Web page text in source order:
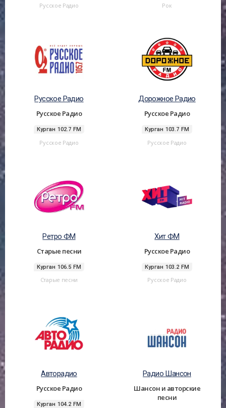
Русское Радио Рок
Русское Радио
Русское Радио
Курган 102.7 FM
Русское Радио
Дорожное Радио
Русское Радио
Курган 103.7 FM
Русское Радио
Ретро ФМ
Старые песни
Курган 106.5 FM
Старые песни
Хит ФМ
Русское Радио
Курган 103.2 FM
Русское Радио
Авторадио
Русское Радио
Курган 104.2 FM
Радио Шансон
Шансон и авторские
песни